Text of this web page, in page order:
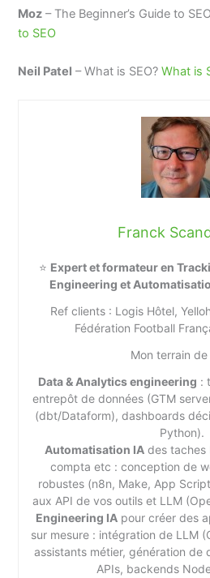
Moz – The Beginner’s Guide to
to SEO
Neil Patel – What is SEO?What is
Franck
⭐ Expert et formateur en
Engineering et
Ref clients : Logis Hôtel,
Fédération Football
Mon terrain de
Data & Analytics engineering :
entrepôt de données (GTM
(dbt/Dataform), dashboards
Python).
Automatisation IAdes taches
compta etc : conception de
robustes (n8n, Make, App
aux API de vos outils et LLM
Engineering IA pour créer des
sur mesure : intégration de LLM
assistants métier, génération de
APIs, backends